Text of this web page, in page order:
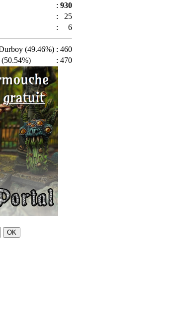
: 930
:
25
: 6
(49.46%) : 460
: 470